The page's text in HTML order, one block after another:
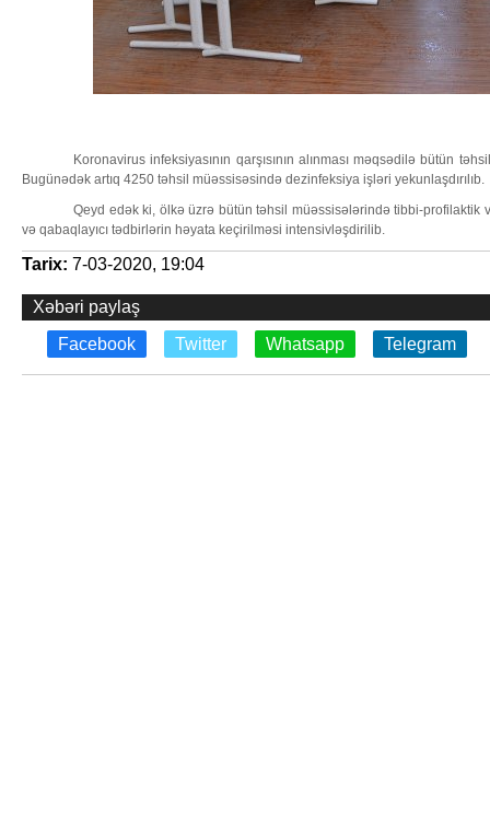
Koronavirus infeksiyasının qarşısının alınması məqsədilə bütün
Bugünədək artıq 4250 təhsil müəssisəsində dezinfeksiya işləri yekunlaşdırılıb.
Qeyd edək ki, ölkə üzrə bütün təhsil müəssisələrində tibbi-
və qabaqlayıcı tədbirlərin həyata keçirilməsi intensivləşdirilib.
Tarix: 7-03-2020, 19:04
Xəbəri paylaş
Facebook
Twitter Whatsapp Telegram